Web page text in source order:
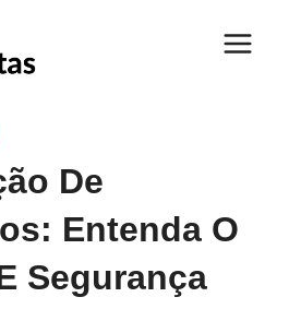
De
Entenda O
Segurança